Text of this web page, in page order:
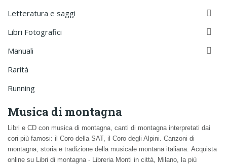
Letteratura e saggi

Libri Fotografici

Manuali

Rarità
Running
Musica di montagna
Libri e CD con musica di montagna, canti di montagna interpretati dai
cori più famosi: il Coro della SAT, il Coro degli Alpini. Canzoni di
montagna, storia e tradizione della musicale montana italiana. Acquista
online su Libri di montagna - Libreria Monti in città, Milano, la più